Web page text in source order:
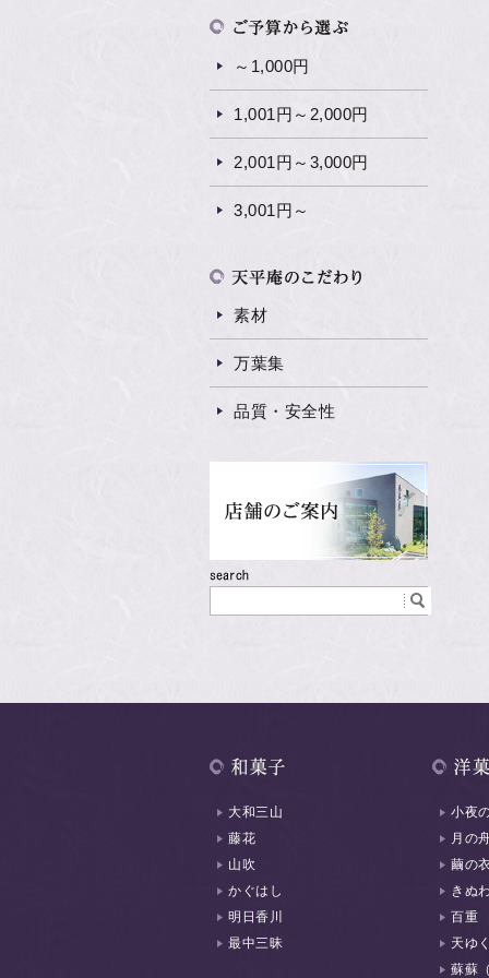
～1,000円
1,001円～2,000円
2,001円～3,000円
3,001円～
素材
万葉集
品質・安全性
大和三山
藤花
山吹
かぐはし
明日香川
最中三昧
小夜
月の
繭の
きぬ
百重
天ゆ
蘇蘇